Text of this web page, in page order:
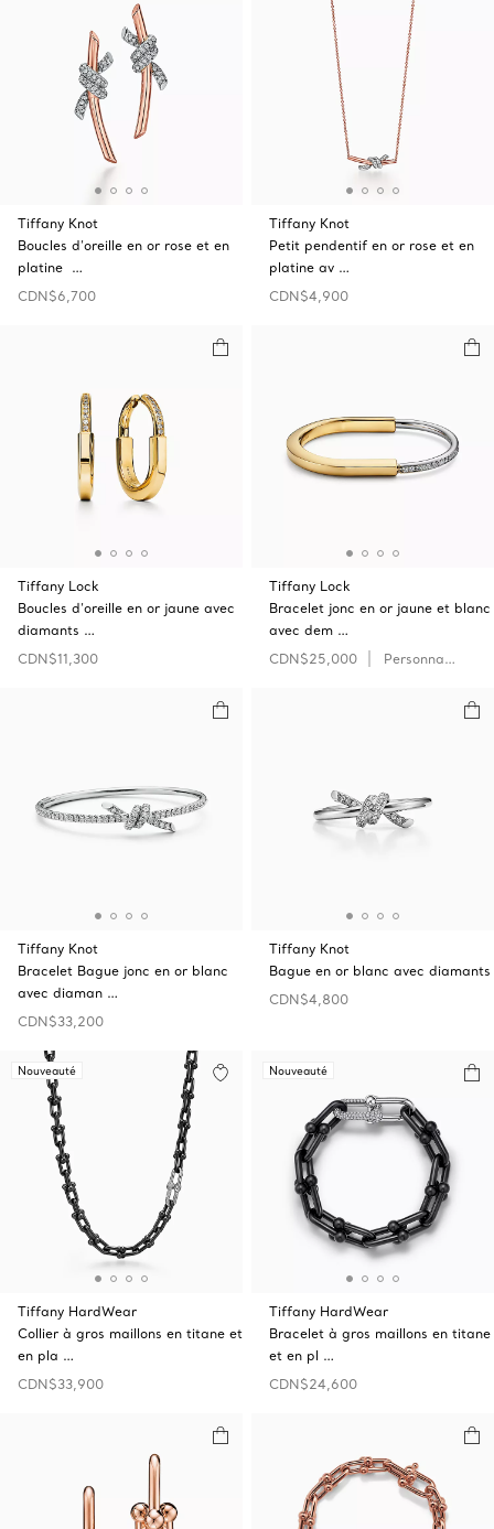
Tiffany Knot
Boucles d’oreille en or rose et en
platine …
CDN$6,700
Tiffany Knot
Petit pendentif en or rose et en
platine av …
CDN$4,900
Tiffany Lock
Boucles d’oreille en or jaune avec
diamants …
CDN$11,300
Tiffany Lock
Bracelet jonc en or jaune et blanc
avec dem …
CDN$25,000
Personnaliser
Tiffany Knot
Bracelet Bague jonc en or blanc
avec diaman …
CDN$33,200
Tiffany Knot
Bague en or blanc avec diamants
CDN$4,800
Nouveauté
Tiffany HardWear
Collier à gros maillons en titane et
en pla …
CDN$33,900
Nouveauté
Tiffany HardWear
Bracelet à gros maillons en titane
et en pl …
CDN$24,600